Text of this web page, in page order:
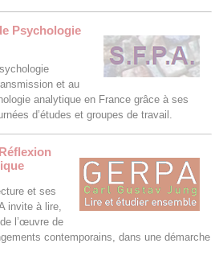
Psychologie
et au
analytique en France grâce à ses
d’études et groupes de travail.
et ses
invite à lire,
l’œuvre de
contemporains, dans une démarche